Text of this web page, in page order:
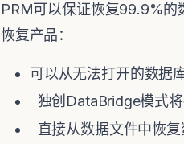
PRM可以保证恢复99.9%
恢复产品：
可以从无法打开的数据
独创DataBridge模式
直接从数据文件中恢